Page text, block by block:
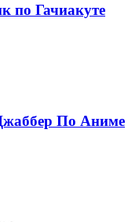
по Гачиакуте
По Аниме